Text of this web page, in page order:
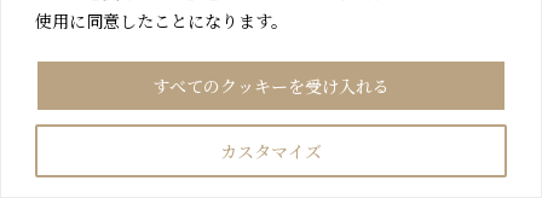
使用に同意したことになります。
カスタマイズ
すべてのクッキーを受け入れる